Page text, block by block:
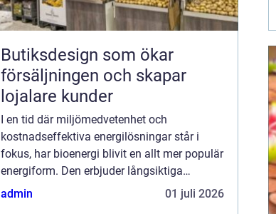
Butiksdesign som ökar
försäljningen och skapar
lojalare kunder
I en tid där miljömedvetenhet och
kostnadseffektiva energilösningar står i
fokus, har bioenergi blivit en allt mer populär
energiform. Den erbjuder långsiktiga
lösningar för både företag och indust...
admin 01 juli 2026